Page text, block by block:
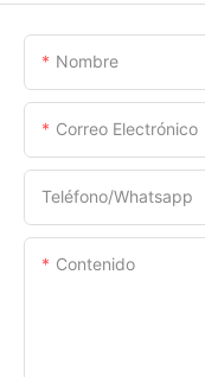
Nombre
Correo Electrónico
Teléfono/whatsapp
Contenido